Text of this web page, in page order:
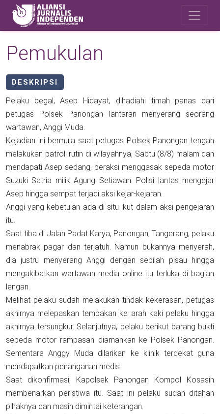
Skip to main content
Pemukulan
DESKRIPSI
Pelaku begal, Asep Hidayat, dihadiahi timah panas dari
petugas Polsek Panongan lantaran menyerang seorang
wartawan, Anggi Muda.
Kejadian ini bermula saat petugas Polsek Panongan tengah
melakukan patroli rutin di wilayahnya, Sabtu (8/8) malam dan
mendapati Asep sedang, beraksi menggasak sepeda motor
Suzuki Satria milik Agung Setiawan. Polisi lantas mengejar
Asep hingga sempat terjadi aksi kejar-kejaran.
Anggi yang kebetulan ada di situ ikut dalam aksi pengejaran
itu.
Saat tiba di Jalan Padat Karya, Panongan, Tangerang, pelaku
menabrak pagar dan terjatuh. Namun bukannya menyerah,
dia justru menyerang Anggi dengan sebilah pisau hingga
mengakibatkan wartawan media online itu terluka di bagian
lengan.
Melihat pelaku sudah melakukan tindak kekerasan, petugas
akhirnya melepaskan tembakan ke arah kaki pelaku hingga
akhirnya tersungkur. Selanjutnya, pelaku berikut barang bukti
sepeda motor rampasan diamankan ke Polsek Panongan.
Sementara Anggy Muda dilarikan ke klinik terdekat guna
mendapatkan penanganan medis.
Saat dikonfirmasi, Kapolsek Panongan Kompol Kosasih
membenarkan peristiwa itu. Saat ini pelaku sudah ditahan
pihaknya dan masih dimintai keterangan.